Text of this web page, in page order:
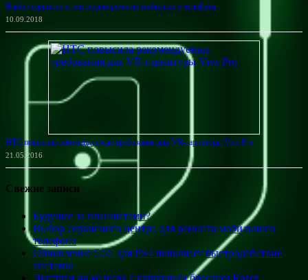
Выбор сервисного центра для ремонта мобильного телефона
10.09.2018
HTC повысила рекомендуемые требования для VR-гарнитуры Vive Pro
21.05.2016
Свежие записи
Будущее за планшетами?
Выбор сервисного центра для ремонта мобильного
телефона
Обновление 5.55 для PS4 повышает быстродействие
системы
Экстрим на колесах с культовым брендом Razor